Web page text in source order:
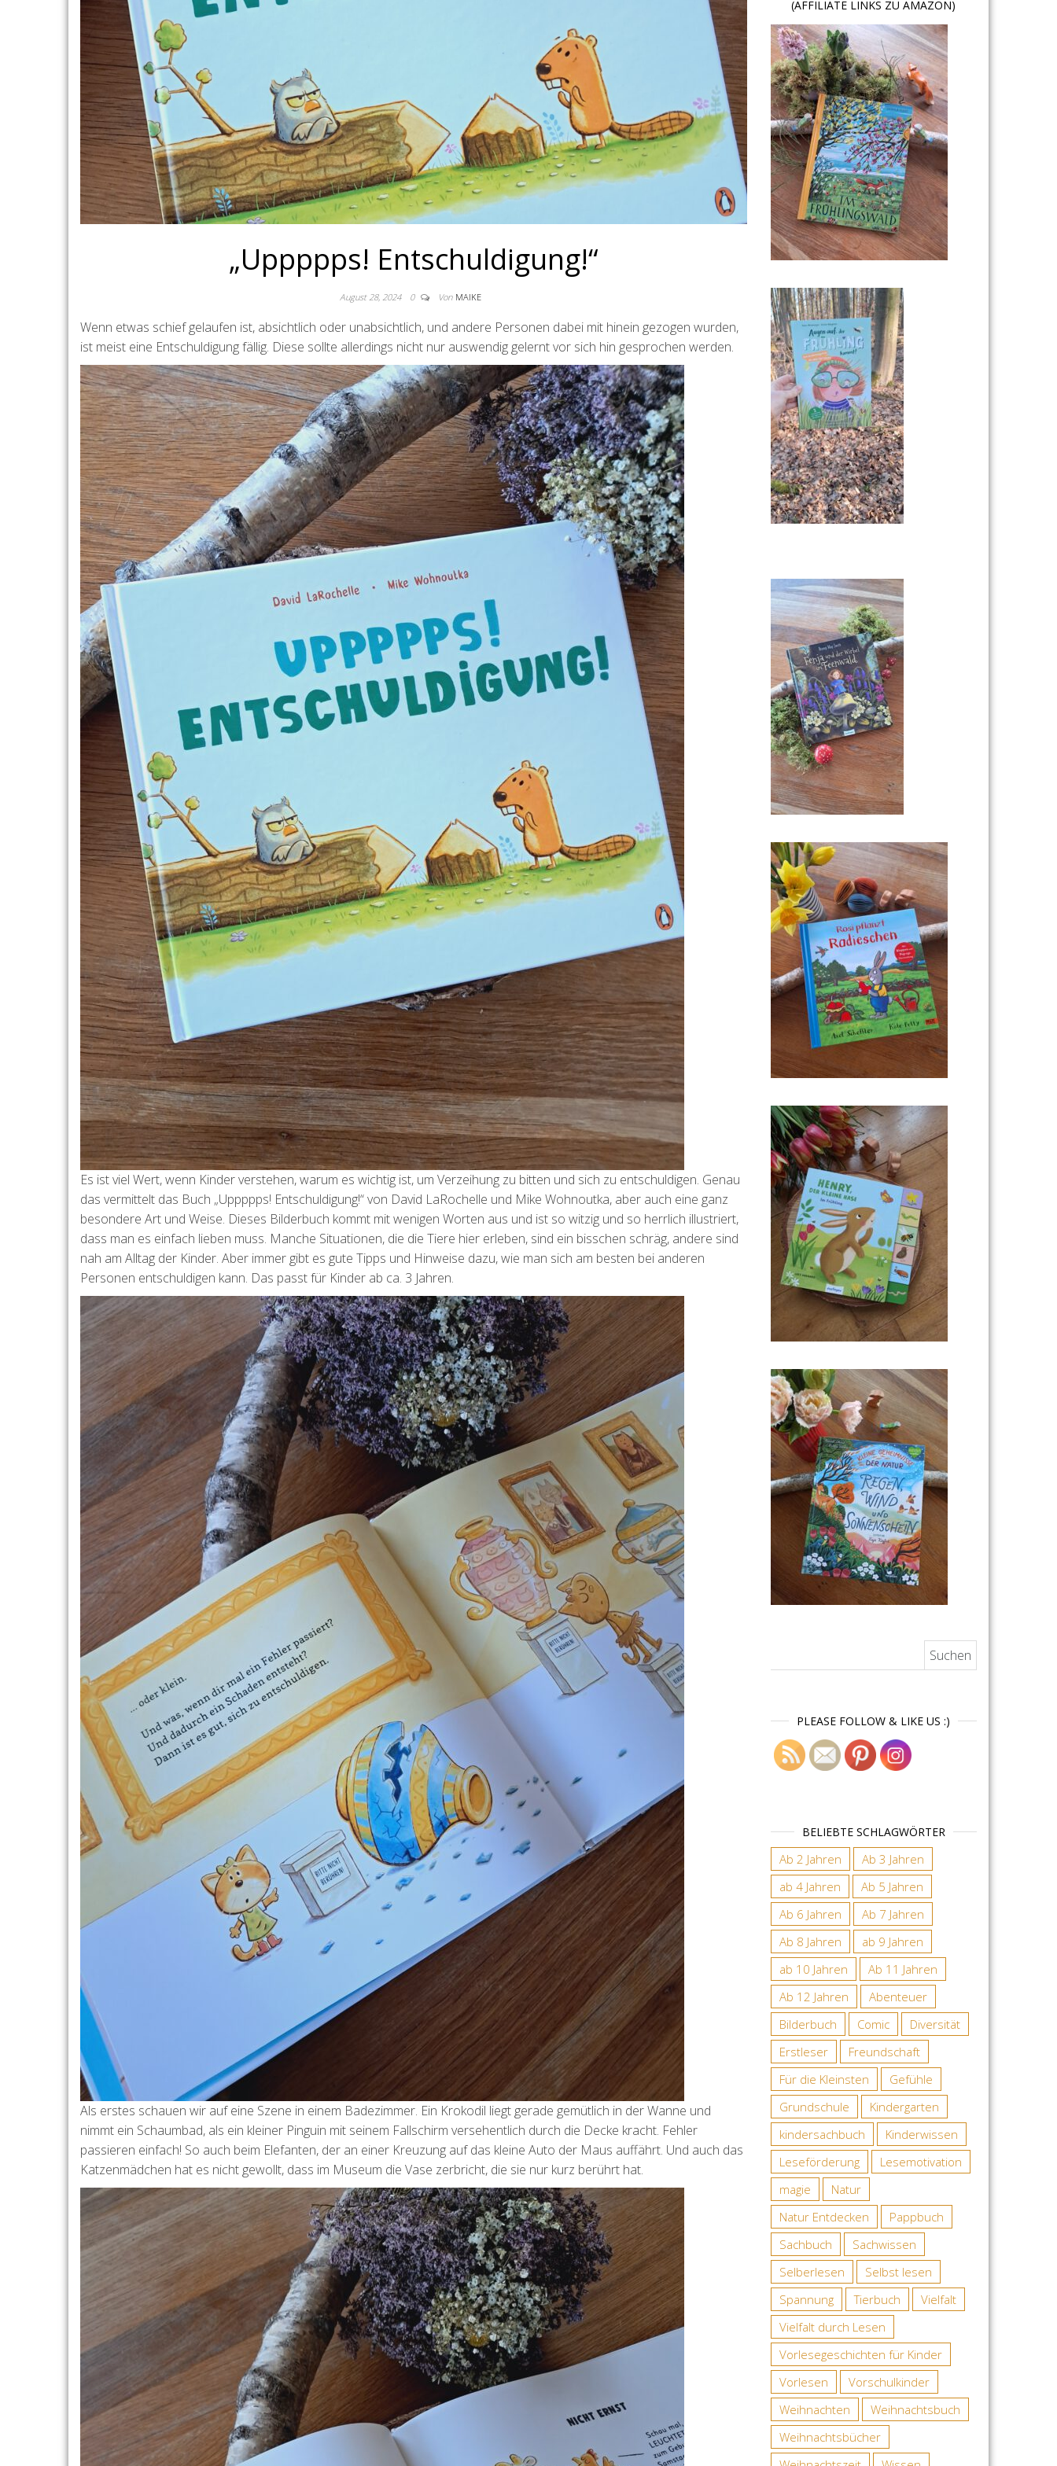
„Uppppps! Entschuldigung!“
August 28, 2024 0 Von MAIKE
Wenn etwas schief gelaufen ist, absichtlich oder unabsichtlich, und andere Personen dabei mit hinein gezogen wurden,
ist meist eine Entschuldigung fällig. Diese sollte allerdings nicht nur auswendig gelernt vor sich hin gesprochen werden.
Es ist viel Wert, wenn Kinder verstehen, warum es wichtig ist, um Verzeihung zu bitten und sich zu entschuldigen. Genau
das vermittelt das Buch „Uppppps! Entschuldigung!“ von David LaRochelle und Mike Wohnoutka, aber auch eine ganz
besondere Art und Weise. Dieses Bilderbuch kommt mit wenigen Worten aus und ist so witzig und so herrlich illustriert,
dass man es einfach lieben muss. Manche Situationen, die die Tiere hier erleben, sind ein bisschen schräg, andere sind
nah am Alltag der Kinder. Aber immer gibt es gute Tipps und Hinweise dazu, wie man sich am besten bei anderen
Personen entschuldigen kann. Das passt für Kinder ab ca. 3 Jahren.
Als erstes schauen wir auf eine Szene in einem Badezimmer. Ein Krokodil liegt gerade gemütlich in der Wanne und
nimmt ein Schaumbad, als ein kleiner Pinguin mit seinem Fallschirm versehentlich durch die Decke kracht. Fehler
passieren einfach! So auch beim Elefanten, der an einer Kreuzung auf das kleine Auto der Maus auffährt. Und auch das
Katzenmädchen hat es nicht gewollt, dass im Museum die Vase zerbricht, die sie nur kurz berührt hat.
(AFFILIATE LINKS ZU AMAZON)
PLEASE FOLLOW & LIKE US :)
BELIEBTE SCHLAGWÖRTER
Ab 2 Jahren
Ab 3 Jahren
ab 4 Jahren
Ab 5 Jahren
Ab 6 Jahren
Ab 7 Jahren
Ab 8 Jahren
ab 9 Jahren
ab 10 Jahren
Ab 11 Jahren
Ab 12 Jahren
Abenteuer
Bilderbuch
Comic
Diversität
Erstleser
Freundschaft
Für die Kleinsten
Gefühle
Grundschule
Kindergarten
kindersachbuch
Kinderwissen
Leseförderung
Lesemotivation
magie
Natur
Natur Entdecken
Pappbuch
Sachbuch
Sachwissen
Selberlesen
Selbst lesen
Spannung
Tierbuch
Vielfalt
Vielfalt durch Lesen
Vorlesegeschichten für Kinder
Vorlesen
Vorschulkinder
Weihnachten
Weihnachtsbuch
Weihnachtsbücher